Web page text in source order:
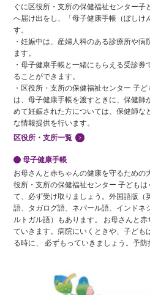
ぐに区役所・支所の保健福祉センター
へ届け出をし、「母子健康手帳（ぼしけ
す。
・妊娠中は、産婦人科のある診療所や
ます。
・母子健康手帳と一緒にもらえる受診
ることができます。
・区役所・支所の保健福祉センター 子
は、母子健康手帳を渡すときに、保健師
めて妊娠された方については、保健師な
な情報提供を行います。
区役所・支所一覧
母子健康手帳
お母さんと赤ちゃんの健康を守るための
役所・支所の保健福祉センター 子ども
て、必ず受け取りましょう。外国語版（
語、タガログ語、ネパール語、インドネ
ルトガル語）もあります。 お母さんと
ていきます。病院にいくときや、子ども
る時に、 必ずもっていきましょう。予防